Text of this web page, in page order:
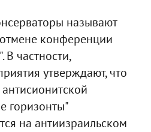
называют
конференции
частности,
утверждают, что
горизонты"
на антиизраильском